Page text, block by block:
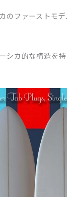
のファーストモ
シカ的な構造を